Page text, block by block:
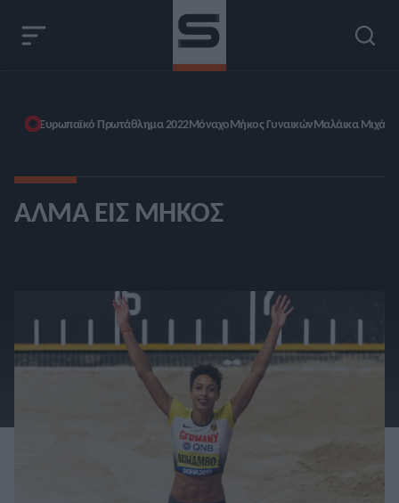
Ευρωπαϊκό Πρωτάθλημα 2022ΜόναχοΜήκος ΓυναικώνΜαλάικα
ΆΛΜΑ ΕΙΣ ΜΉΚΟΣ